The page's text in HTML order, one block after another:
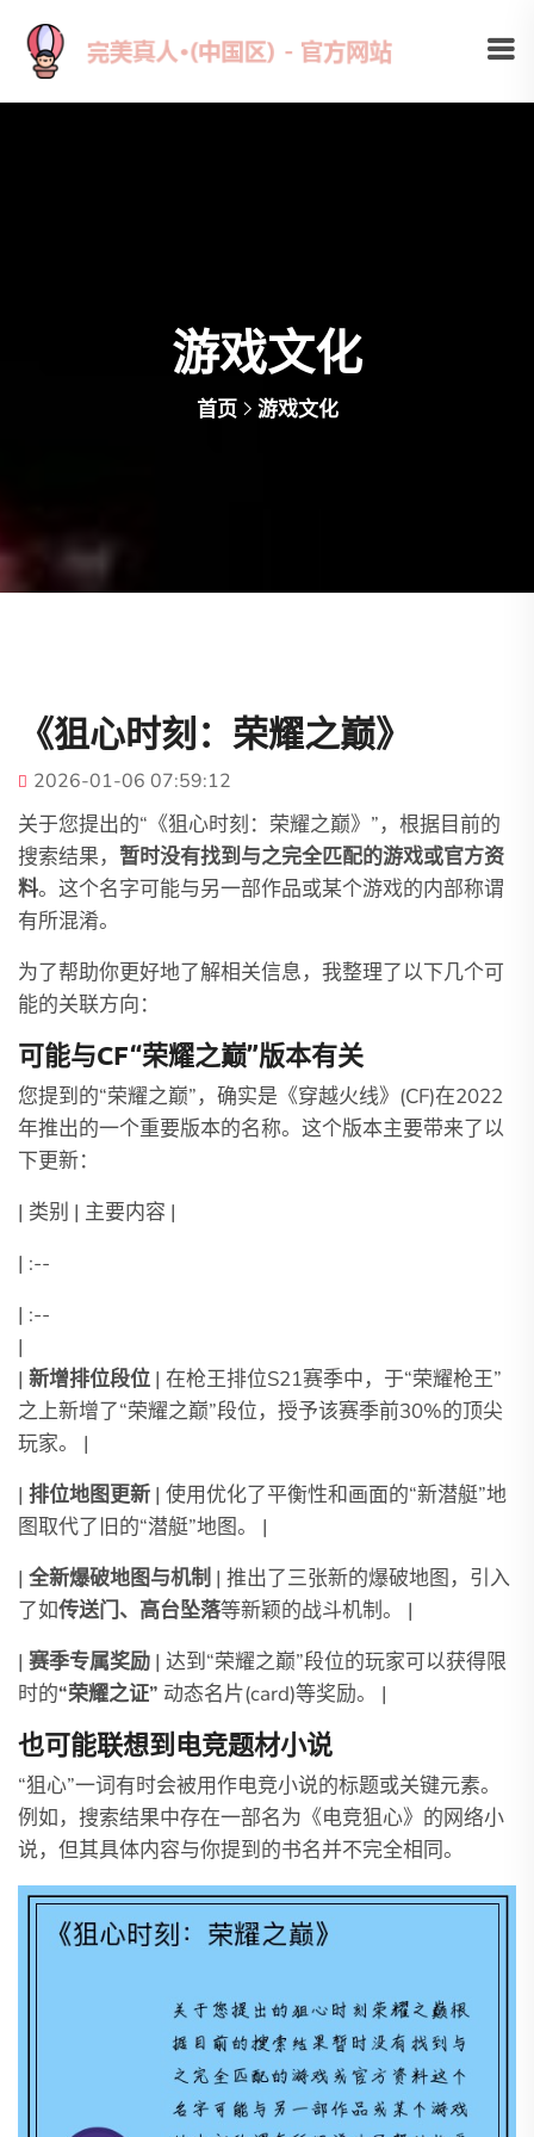
游戏文化
首页 游戏文化
《狙心时刻：荣耀之巅》
2026-01-06 07:59:12
关于您提出的“《狙心时刻：荣耀之巅》”，根据目前的
搜索结果， 暂时没有找到与之完全匹配的游戏或官方资
料。这个名字可能与另一部作品或某个游戏的内部称谓
有所混淆。
为了帮助你更好地了解相关信息，我整理了以下几个可
能的关联方向：
可能与CF“荣耀之巅”版本有关
您提到的“荣耀之巅”，确实是《穿越火线》(CF)在2022
年推出的一个重要版本的名称。这个版本主要带来了以
下更新：
| 类别 | 主要内容 |
| :--
| :--
|
| 新增排位段位 | 在枪王排位S21赛季中，于“荣耀枪王”
之上新增了“荣耀之巅”段位，授予该赛季前30%的顶尖
玩家。 |
| 排位地图更新 | 使用优化了平衡性和画面的“新潜艇”地
图取代了旧的“潜艇”地图。 |
| 全新爆破地图与机制 | 推出了三张新的爆破地图，引入
了如传送门、高台坠落等新颖的战斗机制。 |
| 赛季专属奖励 | 达到“荣耀之巅”段位的玩家可以获得限
时的“荣耀之证” 动态名片(card)等奖励。 |
也可能联想到电竞题材小说
“狙心”一词有时会被用作电竞小说的标题或关键元素。
例如，搜索结果中存在一部名为《电竞狙心》的网络小
说，但其具体内容与你提到的书名并不完全相同。